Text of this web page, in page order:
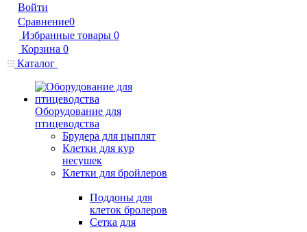
Войти
Сравнение0
Избранные товары 0
Корзина 0
Каталог
Оборудование для
птицеводства
Брудера для цыплят
Клетки для кур
несушек
Клетки для бройлеров
Поддоны для
клеток бролеров
Сетка для